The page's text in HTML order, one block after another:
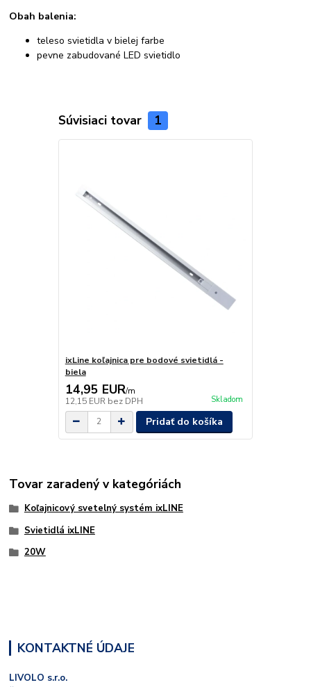
Obah balenia:
teleso svietidla v bielej farbe
pevne zabudované LED svietidlo
Súvisiaci tovar 1
ixLine koľajnica pre bodové svietidlá -
biela
14,95 EUR/m
12,15 EUR bez DPH Skladom
Pridať do košíka
Tovar zaradený v kategóriách
Koľajnicový svetelný systém ixLINE
Svietidlá ixLINE
20W
KONTAKTNÉ ÚDAJE
LIVOLO s.r.o.